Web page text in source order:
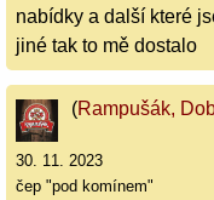
nabídky a další které
jiné tak to mě dostalo
(Rampušák,
30. 11. 2023
čep "pod komínem"